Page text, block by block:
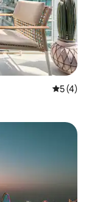
औसत रेटिंग
5 (4)